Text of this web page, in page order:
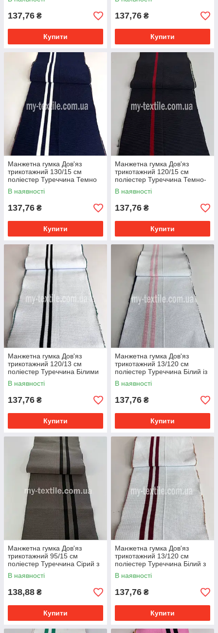
137,76 ₴
Купити
Білими
137,76 ₴
Купити
Манжетна гумка Дов'яз
трикотажний 130/15 см
поліестер Туреччина Темно
синій з двома білими
смугами
В наявності
137,76 ₴
Купити
Манжетна гумка Дов'яз
трикотажний 120/15 см
поліестер Туреччина Темно-
сірий з смужкою червоною
В наявності
137,76 ₴
Купити
Манжетна гумка Дов'яз
трикотажний 120/13 см
поліестер Туреччина Білими
з двома смугами чорні
В наявності
137,76 ₴
Купити
Манжетна гумка Дов'яз
трикотажний 13/120 см
поліестер Туреччина Білий із
двома смугами Рожевими
В наявності
137,76 ₴
Купити
Манжетна гумка Дов'яз
трикотажний 95/15 см
поліестер Туреччина Сірий з
чорним
В наявності
138,88 ₴
Купити
Манжетна гумка Дов'яз
трикотажний 13/120 см
поліестер Туреччина Білий з
двома смугами Бордовий
В наявності
137,76 ₴
Купити